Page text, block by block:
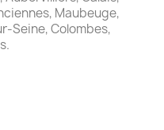
Maubeuge,
Seine, Colombes,